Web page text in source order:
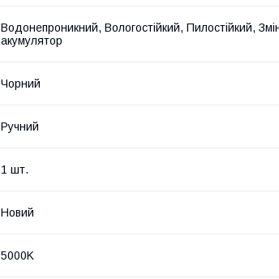
Водонепроникний, Вологостійкий, Пилостійкий,
акумулятор
Чорний
Ручний
1 шт.
Новий
5000K